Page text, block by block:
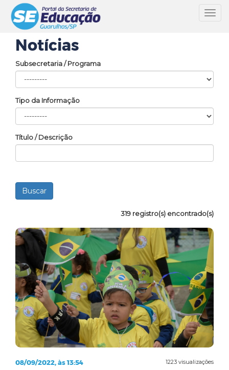
Notícias
Subsecretaria / Programa
Tipo da Informação
Título / Descrição
319 registro(s) encontrado(s)
1223 visualizações
08/09/2022, às 13:54